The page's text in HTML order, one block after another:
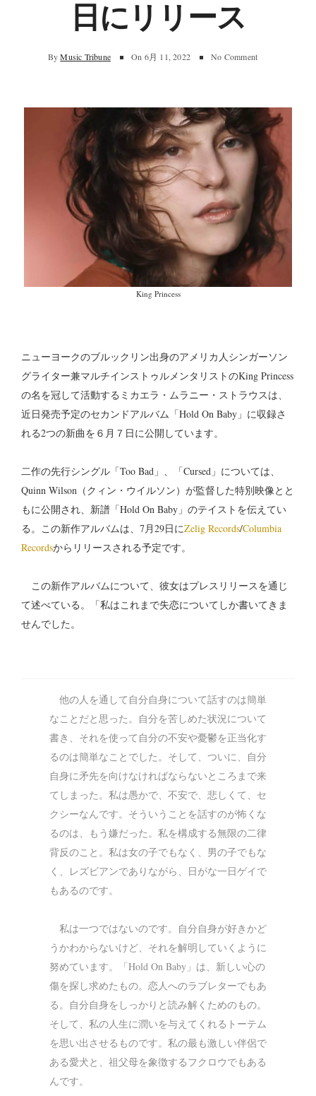
日にリリース
By Music Tribune On 6月 11, 2022 No Comment
King Princess
ニューヨークのブルックリン出身のアメリカ人シンガーソン
グライター兼マルチインストゥルメンタリストのKing Princess
の名を冠して活動するミカエラ・ムラニー・ストラウスは、
近日発売予定のセカンドアルバム「Hold On Baby」に収録さ
れる2つの新曲を６月７日に公開しています。
二作の先行シングル「Too Bad」、「Cursed」については、
Quinn Wilson（クィン・ウイルソン）が監督した特別映像とと
もに公開され、新譜「Hold On Baby」のテイストを伝えてい
る。この新作アルバムは、7月29日にZelig Records/Columbia
Recordsからリリースされる予定です。
この新作アルバムについて、彼女はプレスリリースを通じ
て述べている。「私はこれまで失恋についてしか書いてきま
せんでした。
他の人を通して自分自身について話すのは簡単
なことだと思った。自分を苦しめた状況について
書き、それを使って自分の不安や憂鬱を正当化す
るのは簡単なことでした。そして、ついに、自分
自身に矛先を向けなければならないところまで来
てしまった。私は愚かで、不安で、悲しくて、セ
クシーなんです。そういうことを話すのが怖くな
るのは、もう嫌だった。私を構成する無限の二律
背反のこと。私は女の子でもなく、男の子でもな
く、レズビアンでありながら、日がな一日ゲイで
もあるのです。
私は一つではないのです。自分自身が好きかど
うかわからないけど、それを解明していくように
努めています。「Hold On Baby」は、新しい心の
傷を探し求めたもの。恋人へのラブレターでもあ
る。自分自身をしっかりと読み解くためのもの。
そして、私の人生に潤いを与えてくれるトーテム
を思い出させるものです。私の最も激しい伴侶で
ある愛犬と、祖父母を象徴するフクロウでもある
んです。